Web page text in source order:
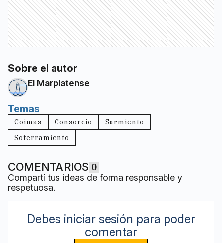
Sobre el autor
El Marplatense
Temas
Coimas Consorcio
Sarmiento
Soterramiento
COMENTARIOS 0
Compartí tus ideas de forma responsable y
respetuosa.
Debes iniciar sesión para poder
comentar